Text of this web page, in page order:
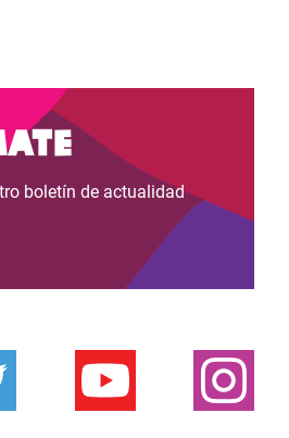
boletín de actualidad